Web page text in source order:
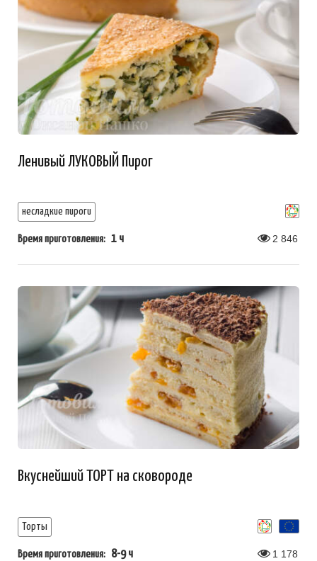
Ленивый ЛУКОВЫЙ Пирог
несладкие пироги
Время приготовления: 1 ч 2 846
Вкуснейший ТОРТ на сковороде
Торты
Время приготовления: 8-9 ч 1 178